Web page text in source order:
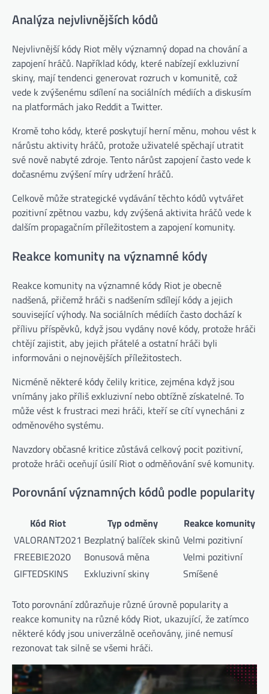
Analýza nejvlivnějších kódů
Nejvlivnější kódy Riot měly významný dopad na chování a
zapojení hráčů. Například kódy, které nabízejí exkluzivní
skiny, mají tendenci generovat rozruch v komunitě, což
vede k zvýšenému sdílení na sociálních médiích a diskusím
na platformách jako Reddit a Twitter.
Kromě toho kódy, které poskytují herní měnu, mohou vést k
nárůstu aktivity hráčů, protože uživatelé spěchají utratit
své nově nabyté zdroje. Tento nárůst zapojení často vede k
dočasnému zvýšení míry udržení hráčů.
Celkově může strategické vydávání těchto kódů vytvářet
pozitivní zpětnou vazbu, kdy zvýšená aktivita hráčů vede k
dalším propagačním příležitostem a zapojení komunity.
Reakce komunity na významné kódy
Reakce komunity na významné kódy Riot je obecně
nadšená, přičemž hráči s nadšením sdílejí kódy a jejich
související výhody. Na sociálních médiích často dochází k
přílivu příspěvků, když jsou vydány nové kódy, protože hráči
chtějí zajistit, aby jejich přátelé a ostatní hráči byli
informováni o nejnovějších příležitostech.
Nicméně některé kódy čelily kritice, zejména když jsou
vnímány jako příliš exkluzivní nebo obtížně získatelné. To
může vést k frustraci mezi hráči, kteří se cítí vynecháni z
odměnového systému.
Navzdory občasné kritice zůstává celkový pocit pozitivní,
protože hráči oceňují úsilí Riot o odměňování své komunity.
Porovnání významných kódů podle popularity
Kód Riot Typ odměny
Reakce komunity
VALORANT2021 Bezplatný balíček skinů Velmi pozitivní
FREEBIE2020
Bonusová měna
Velmi pozitivní
GIFTEDSKINS
Exkluzivní skiny Smíšené
Toto porovnání zdůrazňuje různé úrovně popularity a
reakce komunity na různé kódy Riot, ukazující, že zatímco
některé kódy jsou univerzálně oceňovány, jiné nemusí
rezonovat tak silně se všemi hráči.